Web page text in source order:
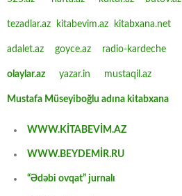
tezadlar.az kitabevim.az kitabxana.net
adalet.az goyce.az radio-kardeche
olaylar.az yazar.in mustaqil.az
Mustafa Müseyiboğlu adına kitabxana
WWW.KİTABEVİM.AZ
WWW.BEYDEMİR.RU
“Ədəbi ovqat” jurnalı